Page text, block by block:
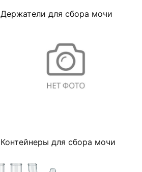
Держатели для сбора мочи
Контейнеры для сбора мочи